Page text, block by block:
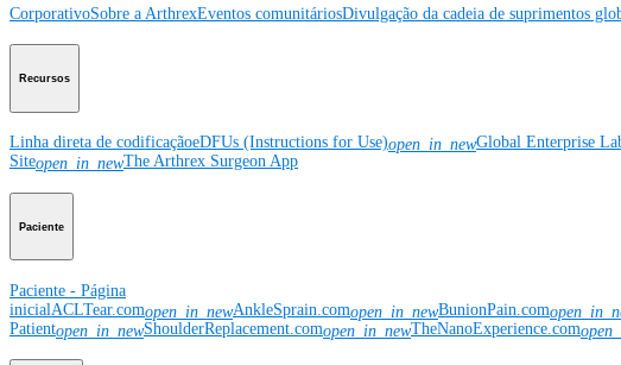
CorporativoSobre a ArthrexEventos comunitáriosDivulgação da cadeia de suprimentos
Recursos
Linha direta de codificaçãoeDFUs (Instructions for Use)open_in_newGlobal Enterprise
Siteopen_in_newThe Arthrex Surgeon App
Paciente
Paciente - Página
inicial ACLTear.comopen_in_newAnkleSprain.comopen_in_newBunionPain.com
Patientopen_in_newShoulderReplacement.comopen_in_newTheNanoExperience.com